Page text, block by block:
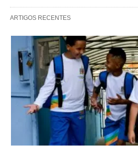
ARTIGOS RECENTES